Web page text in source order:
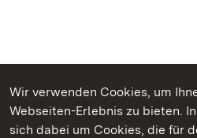
Wir verwenden Cookies, um
Webseiten-Erlebnis zu bieten.
sich dabei um Cookies, die für
Kommen. Staunen. Genießen.